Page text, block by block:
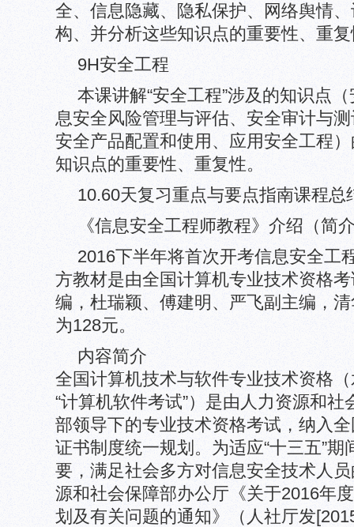
全、信息隐藏、隐私保护、网络舆情
构、并分析这些知识点的重要性、重
9H安全工程
本课讲解“安全工程”涉及的知识点
息安全风险管理与评估、安全审计与
安全产品配置和使用、应用安全工程
知识点的重要性、重复性。
10.60天复习重点与要点指南课程总
《信息安全工程师教程》介绍（简
2016下半年将首次开考信息安全工
方教材是由全国计算机专业技术资格
编，杜瑞颖、傅建明、严飞副主编，
为128元。
内容简介
全国计算机技术与软件专业技术资格
“计算机软件考试”）是由人力资源和
部领导下的专业技术资格考试，纳入
证书制度统一规划。为适应“十三五”
要，满足社会多方对信息安全技术人
源和社会保障部办公厅《关于2016年
划及有关问题的通知》（人社厅发